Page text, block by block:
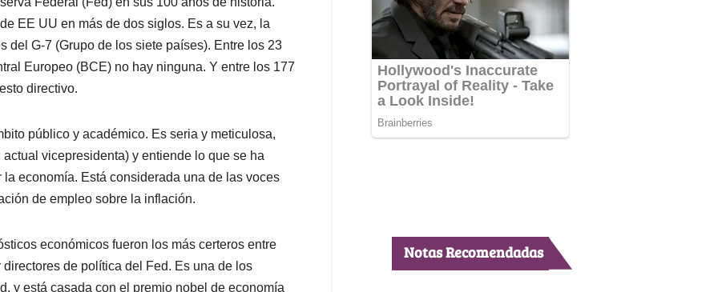
EE UU en más de dos siglos. Es a su vez, la
del G-7 (Grupo de los siete países). Entre los 23
Europeo (BCE) no hay ninguna. Y entre los 177
directivo.
público y académico. Es seria y meticulosa,
vicepresidenta) y entiende lo que se ha
economía. Está considerada una de las voces
de empleo sobre la inflación.
económicos fueron los más certeros entre
de política del Fed. Es una de los
y está casada con el premio nobel de economía
Notas Recomendadas